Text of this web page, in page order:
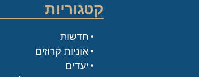
קטגוריות
חדשות
אוניות קרוזים
יעדים